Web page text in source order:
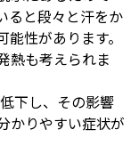
ると段々と汗をか
性があります。
熱も考えられま
下し、その影響
かりやすい症状が